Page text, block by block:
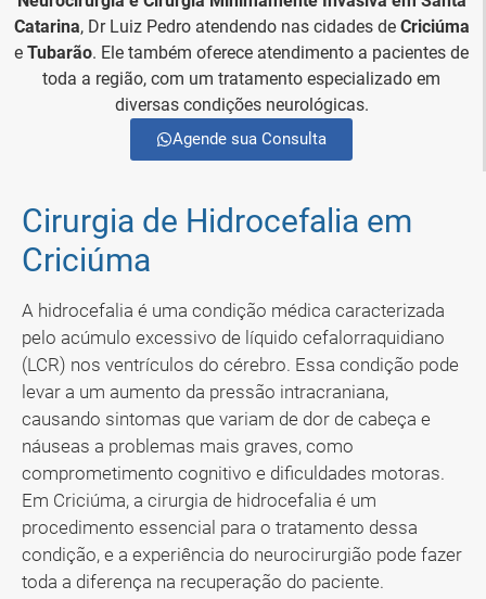
Catarina, Dr Luiz Pedro atendendo nas cidades de Criciúma
e Tubarão. Ele também oferece atendimento a pacientes de
toda a região, com um tratamento especializado em
diversas condições neurológicas.
Agende sua Consulta
Cirurgia de Hidrocefalia em
Criciúma
A hidrocefalia é uma condição médica caracterizada
pelo acúmulo excessivo de líquido cefalorraquidiano
(LCR) nos ventrículos do cérebro. Essa condição pode
levar a um aumento da pressão intracraniana,
causando sintomas que variam de dor de cabeça e
náuseas a problemas mais graves, como
comprometimento cognitivo e dificuldades motoras.
Em Criciúma, a cirurgia de hidrocefalia é um
procedimento essencial para o tratamento dessa
condição, e a experiência do neurocirurgião pode fazer
toda a diferença na recuperação do paciente.